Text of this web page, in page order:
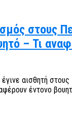
στους
– Τι
έγινε αισθητή
έντονο